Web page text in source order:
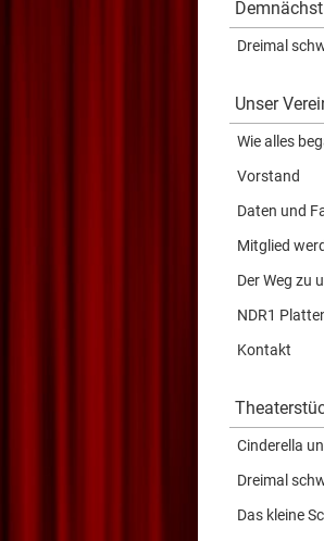
Dreimal
Unser
Wie alles
Vorstand
Daten und
Mitglied
Der Weg zu
NDR1
Kontakt
Cinderella
Dreimal
Das kleine